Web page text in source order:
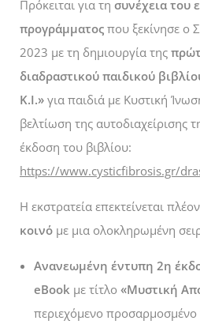
Πρόκειται για τη συνέχεια του
προγράμματος που ξεκίνησε ο
2023 με τη δημιουργία της
διαδραστικού παιδικού
K.I.» για παιδιά με Κυστική
βελτίωση της αυτοδιαχείρισης
έκδοση του βιβλίου:
https://www.cysticfibrosis.gr/
Η εκστρατεία επεκτείνεται
κοινό με μια ολοκληρωμένη
Ανανεωμένη έντυπη 2η
eBook με τίτλο «Μυστική
περιεχόμενο προσαρμοσμένο